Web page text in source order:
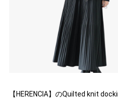
【HERENCIA】のQuilted knit